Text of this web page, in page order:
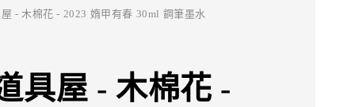
- 木棉花 - 2023 媠甲有春 30ml 鋼筆墨水
具屋 - 木棉花 -